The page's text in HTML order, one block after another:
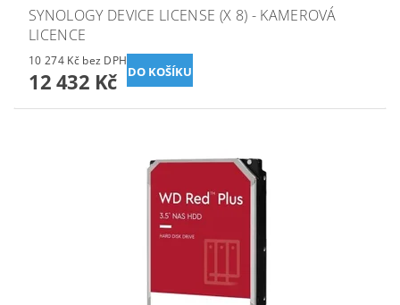
SYNOLOGY DEVICE LICENSE (X 8) - KAMEROVÁ
LICENCE
10 274 Kč bez DPH
12 432 Kč